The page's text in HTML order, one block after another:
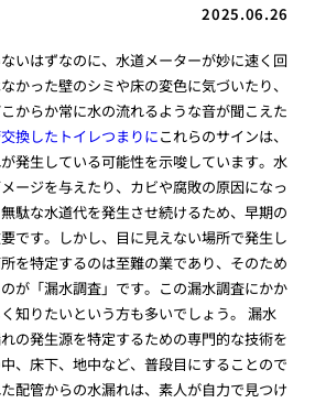
2025.06.26
いはずなのに、水道メーターが妙に速く回
かった壁のシミや床の変色に気づいたり、
からか常に水の流れるような音が聞こえた
換したトイレつまりにこれらのサインは、
発生している可能性を示唆しています。水
ージを与えたり、カビや腐敗の原因になっ
駄な水道代を発生させ続けるため、早期の
です。しかし、目に見えない場所で発生し
を特定するのは至難の業であり、そのため
が「漏水調査」です。この漏水調査にかか
知りたいという方も多いでしょう。 漏水
の発生源を特定するための専門的な技術を
、床下、地中など、普段目にすることので
配管からの水漏れは、素人が自力で見つけ